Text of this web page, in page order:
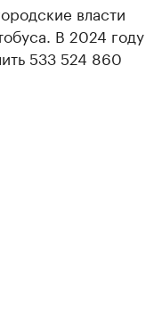
власти
В 2024 году
533 524 860